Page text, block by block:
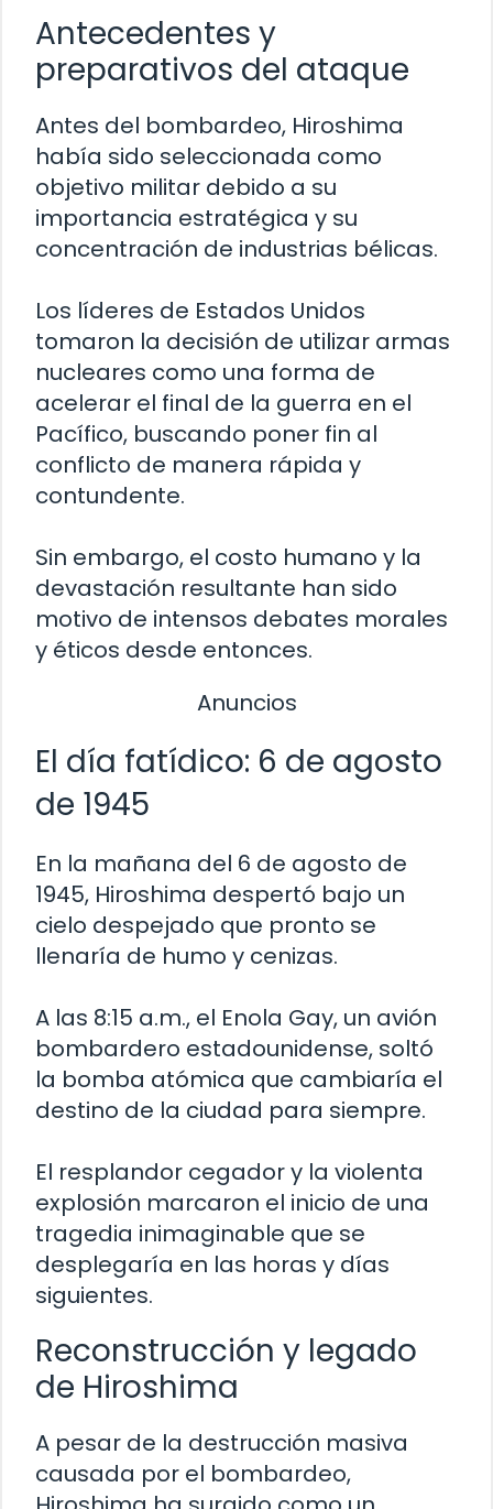
Antecedentes y
preparativos del ataque
Antes del bombardeo, Hiroshima
había sido seleccionada como
objetivo militar debido a su
importancia estratégica y su
concentración de industrias bélicas.
Los líderes de Estados Unidos
tomaron la decisión de utilizar armas
nucleares como una forma de
acelerar el final de la guerra en el
Pacífico, buscando poner fin al
conflicto de manera rápida y
contundente.
Sin embargo, el costo humano y la
devastación resultante han sido
motivo de intensos debates morales
y éticos desde entonces.
Anuncios
El día fatídico: 6 de agosto
de 1945
En la mañana del 6 de agosto de
1945, Hiroshima despertó bajo un
cielo despejado que pronto se
llenaría de humo y cenizas.
A las 8:15 a.m., el Enola Gay, un avión
bombardero estadounidense, soltó
la bomba atómica que cambiaría el
destino de la ciudad para siempre.
El resplandor cegador y la violenta
explosión marcaron el inicio de una
tragedia inimaginable que se
desplegaría en las horas y días
siguientes.
Reconstrucción y legado
de Hiroshima
A pesar de la destrucción masiva
causada por el bombardeo,